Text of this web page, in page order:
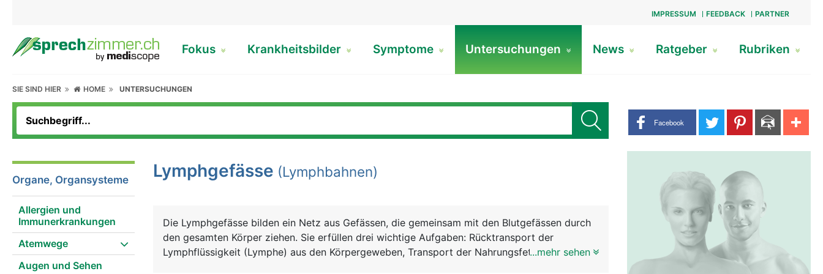
IMPRESSUM FEEDBACK PARTNER
Fokus Krankheitsbilder Symptome Untersuchungen News Ratgeber Rubriken
SIE SIND HIER HOME UNTERSUCHUNGEN
Share buttons
Facebook
Organe, Organsysteme
Allergien und
Immunerkrankungen
Atemwege
Augen und Sehen
Lymphgefässe (Lymphbahnen)
Die Lymphgefässe bilden ein Netz aus Gefässen, die gemeinsam mit den Blutgefässen durch
den gesamten Körper ziehen. Sie erfüllen drei wichtige Aufgaben: Rücktransport der
Lymphflüssigkeit (Lymphe) aus den Körpergeweben, Transport der Nahrungsfette und sie sind
...mehr sehen